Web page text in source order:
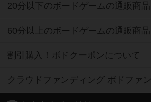
20分以下のボードゲームの通販商品
60分以上のボードゲームの通販商品
割引購入！ボドクーポンについて
クラウドファンディング ボドファン